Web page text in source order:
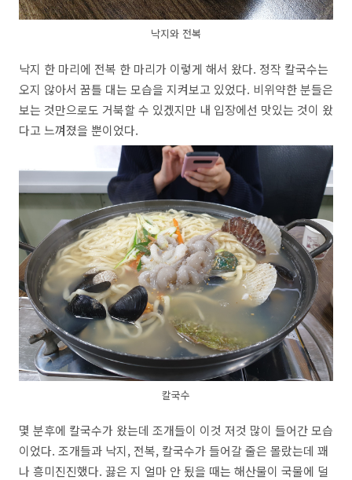
낙지와 전복
낙지 한 마리에 전복 한 마리가 이렇게 해서 왔다. 정작 칼국수는
오지 않아서 꿈틀 대는 모습을 지켜보고 있었다. 비위약한 분들은
보는 것만으로도 거북할 수 있겠지만 내 입장에선 맛있는 것이 왔
다고 느껴졌을 뿐이었다.
칼국수
몇 분후에 칼국수가 왔는데 조개들이 이것 저것 많이 들어간 모습
이었다. 조개들과 낙지, 전복, 칼국수가 들어갈 줄은 몰랐는데 꽤
나 흥미진진했다. 끓은 지 얼마 안 됬을 때는 해산물이 국물에 덜